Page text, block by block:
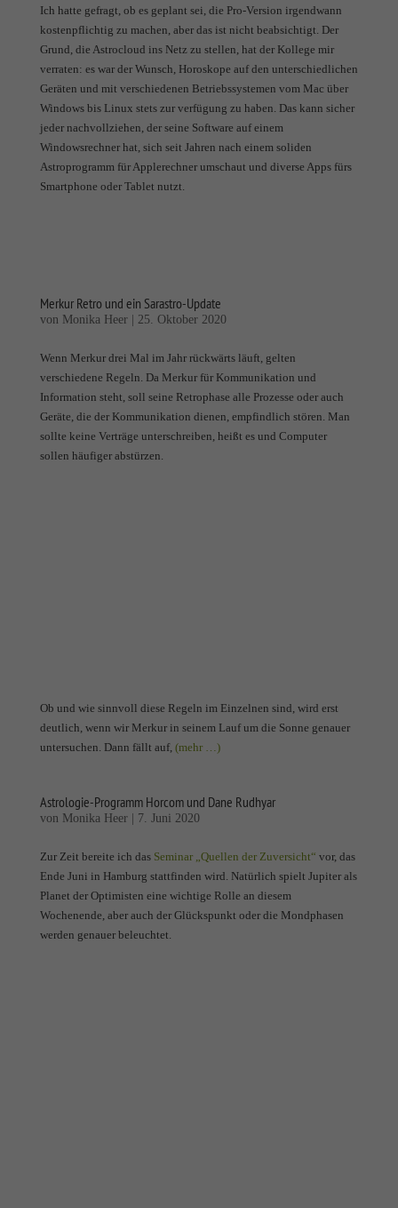
Ich hatte gefragt, ob es geplant sei, die Pro-Version irgendwann
kostenpflichtig zu machen, aber das ist nicht beabsichtigt. Der
Grund, die Astrocloud ins Netz zu stellen, hat der Kollege mir
verraten: es war der Wunsch, Horoskope auf den unterschiedlichen
Geräten und mit verschiedenen Betriebssystemen vom Mac über
Windows bis Linux stets zur verfügung zu haben. Das kann sicher
jeder nachvollziehen, der seine Software auf einem
Windowsrechner hat, sich seit Jahren nach einem soliden
Astroprogramm für Applerechner umschaut und diverse Apps fürs
Smartphone oder Tablet nutzt.
Merkur Retro und ein Sarastro-Update
von Monika Heer| 25. Oktober 2020
Wenn Merkur drei Mal im Jahr rückwärts läuft, gelten
verschiedene Regeln. Da Merkur für Kommunikation und
Information steht, soll seine Retrophase alle Prozesse oder auch
Geräte, die der Kommunikation dienen, empfindlich stören. Man
sollte keine Verträge unterschreiben, heißt es und Computer
sollen häufiger abstürzen.
Ob und wie sinnvoll diese Regeln im Einzelnen sind, wird erst
deutlich, wenn wir Merkur in seinem Lauf um die Sonne genauer
untersuchen. Dann fällt auf, (mehr …)
Astrologie-Programm Horcom und Dane Rudhyar
von Monika Heer| 7. Juni 2020
Zur Zeit bereite ich das Seminar „Quellen der Zuversicht“ vor, das
Ende Juni in Hamburg stattfinden wird. Natürlich spielt Jupiter als
Planet der Optimisten eine wichtige Rolle an diesem
Wochenende, aber auch der Glückspunkt oder die Mondphasen
werden genauer beleuchtet.